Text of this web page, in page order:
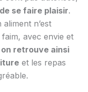
se faire plaisir.
aliment n’est
avec envie et
on retrouve ainsi
et les repas